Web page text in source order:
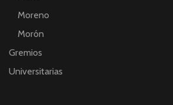
Moreno
Morón
Gremios
Universitarias